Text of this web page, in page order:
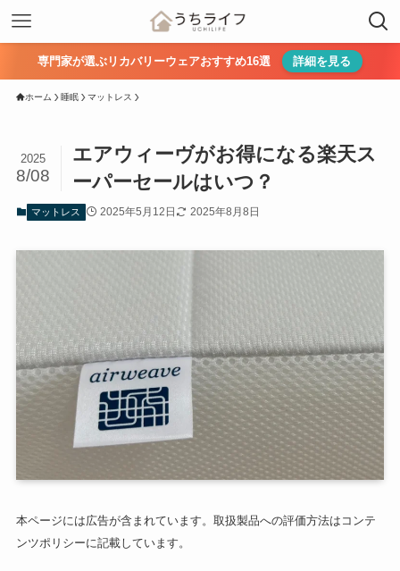
専門家が選ぶリカバリーウェアおすすめ16選 詳細を見る
ホーム 睡眠 マットレス
エアウィーヴがお得になる楽天ス
ーパーセールはいつ？
2025
8/08
マットレス 2025年5月12日 2025年8月8日
本ページには広告が含まれています。取扱製品への評価方法はコンテ
ンツポリシーに記載しています。